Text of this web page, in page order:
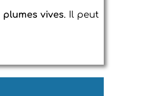
plumes vives. Il peut